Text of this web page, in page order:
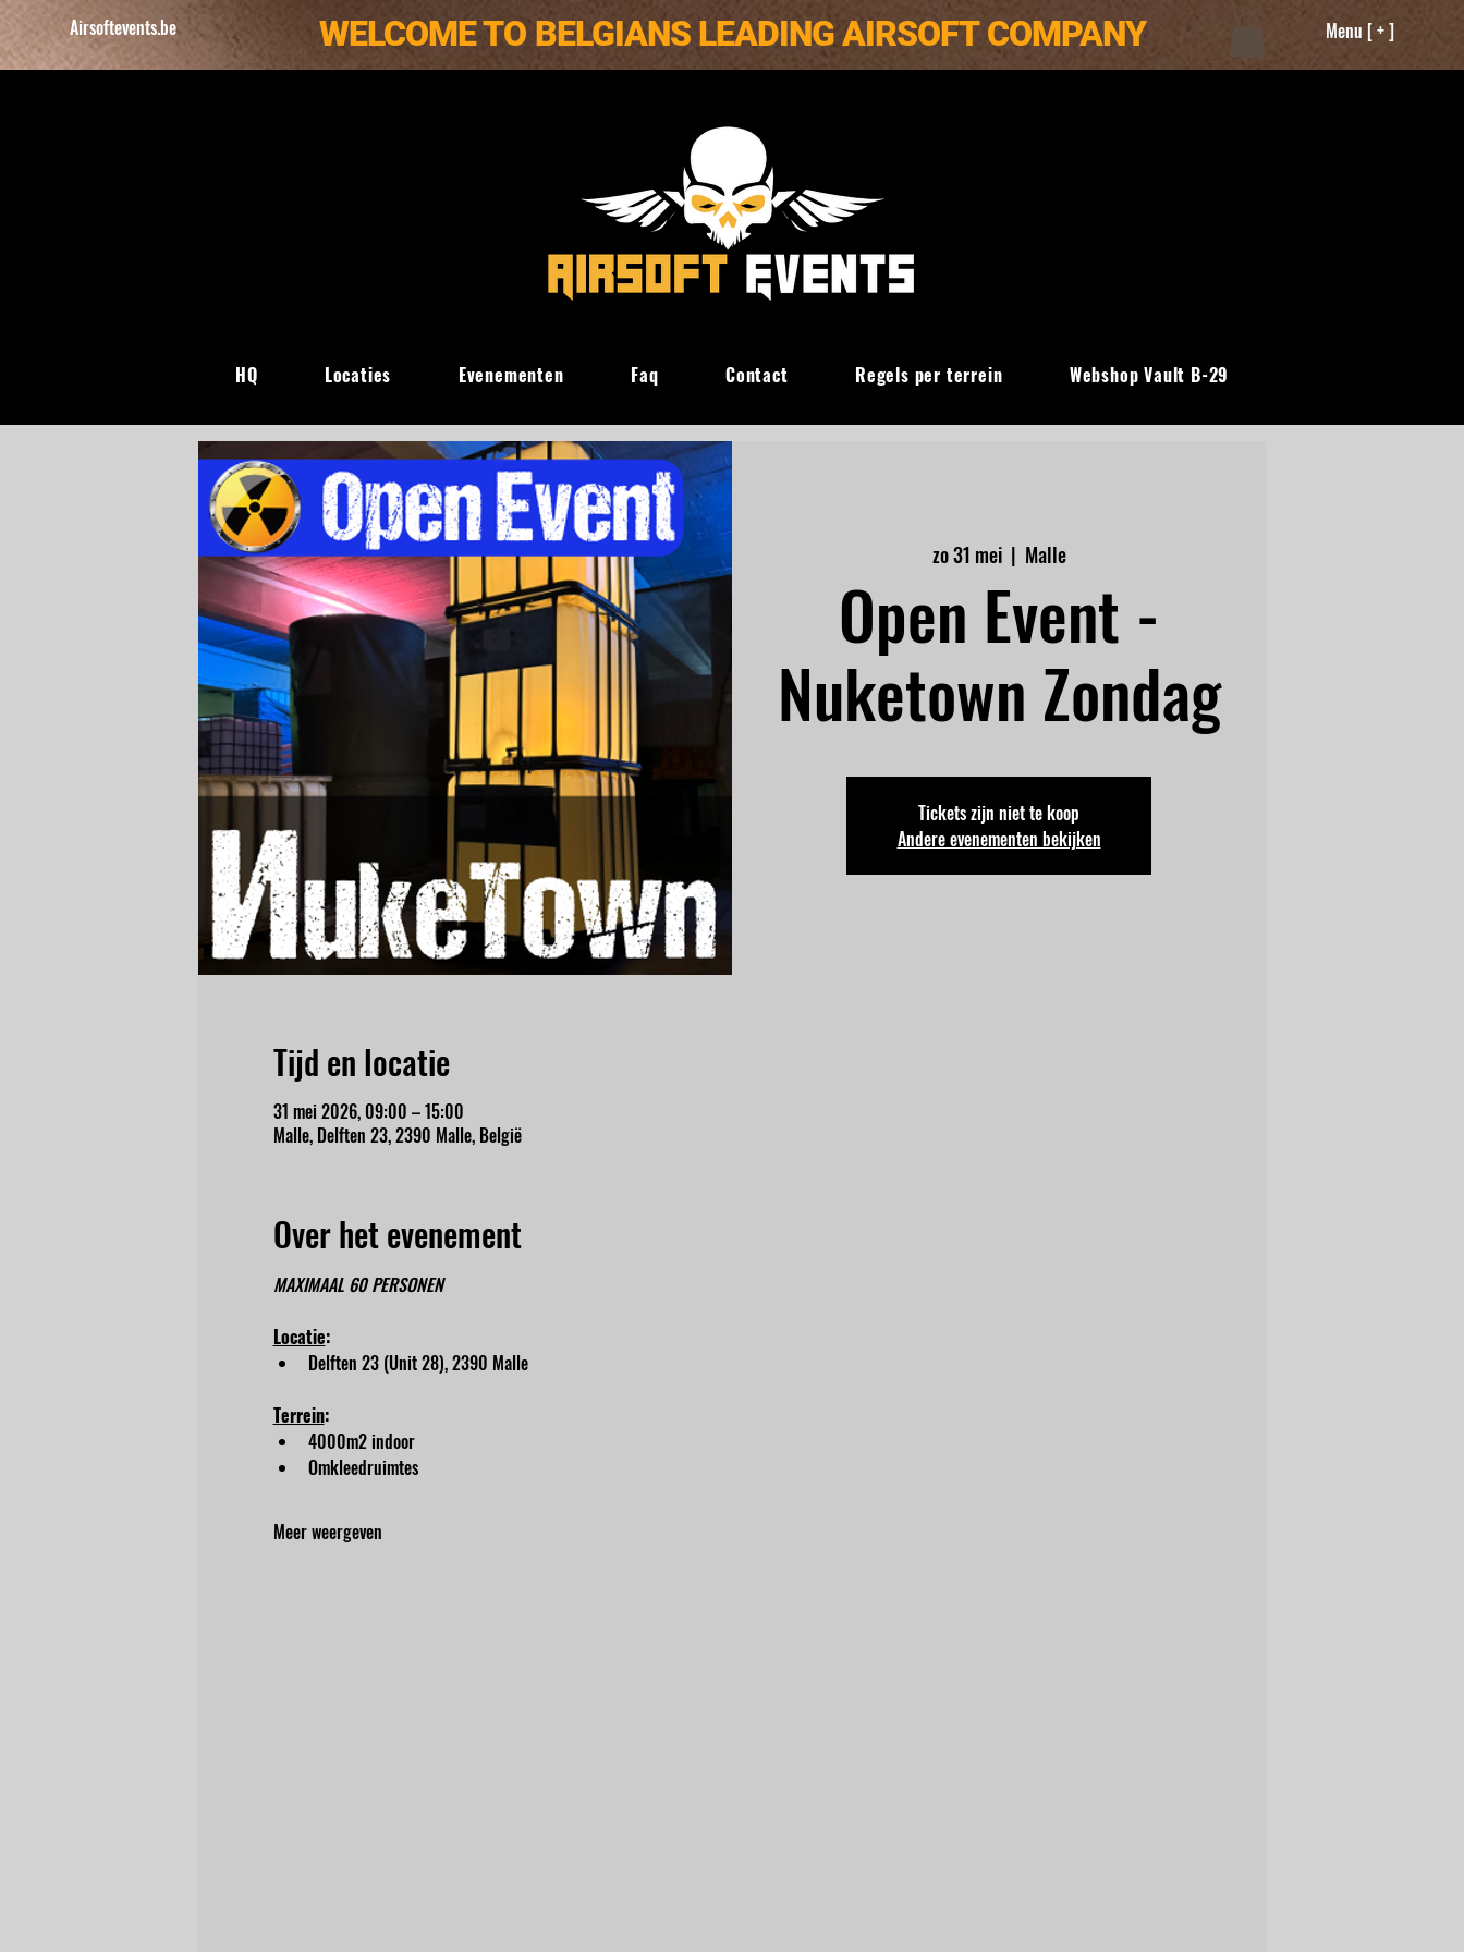
Airsoftevents.be Menu [ + ]
WELCOME TO BELGIANS LEADING AIRSOFT COMPANY
zo 31 mei
  |
Malle
Open Event -
Nuketown Zondag
Tickets zijn niet te koop
Andere evenementen bekijken
Tijd en locatie
31 mei 2026, 09:00 – 15:00
Malle, Delften 23, 2390 Malle, België
Over het evenement
MAXIMAAL 60 PERSONEN
Locatie:
Delften 23 (Unit 28), 2390 Malle
Terrein:
4000m2 indoor
Omkleedruimtes
Meer weergeven
HQ Locaties Evenementen Faq Contact Regels per terrein Webshop Vault B-29